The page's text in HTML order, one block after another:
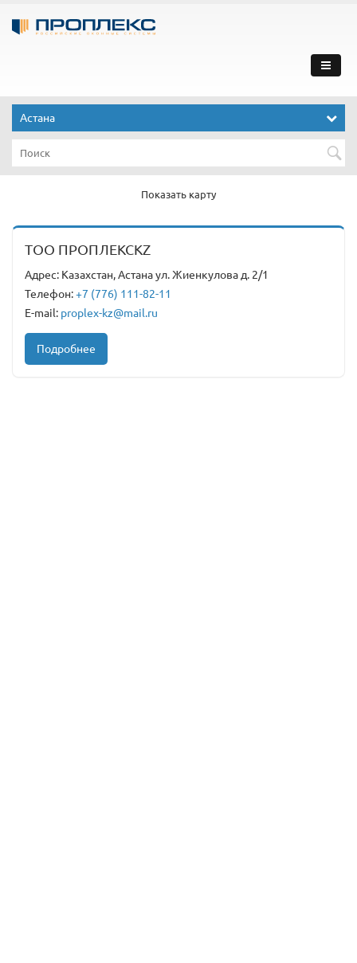
Астана
Показать карту
ТОО ПРОПЛЕКСKZ
Адрес: Казахстан, Астана ул. Жиенкулова д. 2/1
Телефон:+7 (776) 111-82-11
E-mail: proplex-kz@mail.ru
Подробнее